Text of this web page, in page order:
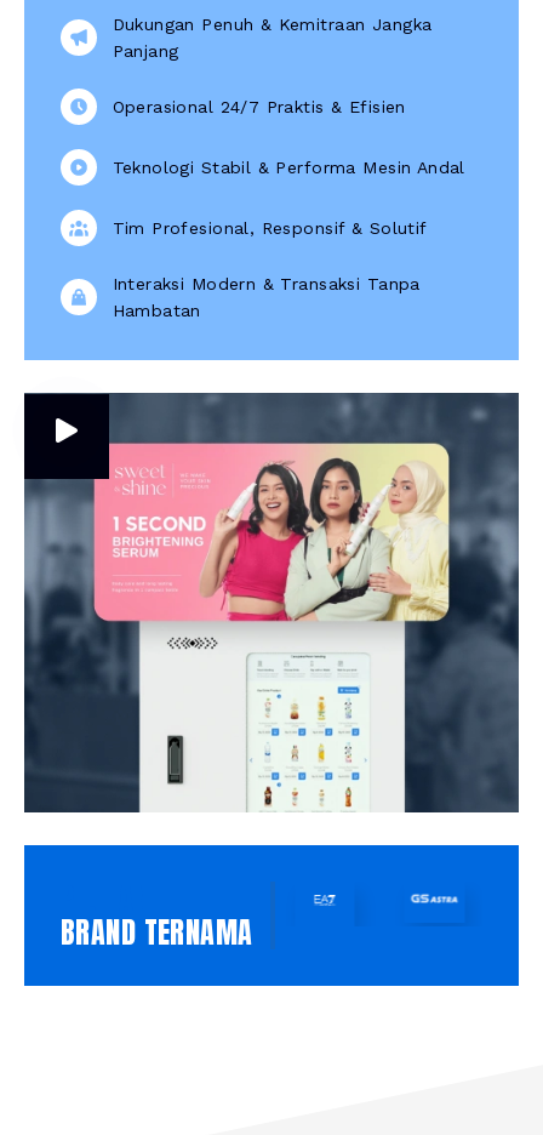
Dukungan Penuh & Kemitraan Jangka
Panjang
Operasional 24/7 Praktis & Efisien
Teknologi Stabil & Performa Mesin Andal
Tim Profesional, Responsif & Solutif
Interaksi Modern & Transaksi Tanpa
Hambatan
BRAND TERNAMA